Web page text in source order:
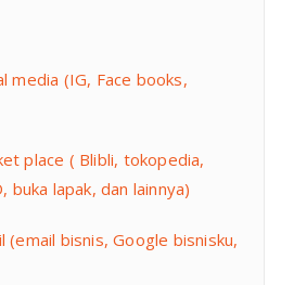
media (IG, Face books,
place ( Blibli, tokopedia,
buka lapak, dan lainnya)
(email bisnis, Google bisnisku,